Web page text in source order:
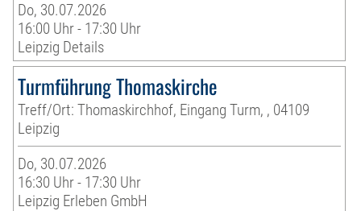
Do, 30.07.2026
16:00 Uhr - 17:30 Uhr
Leipzig Details
Turmführung Thomaskirche
Treff/Ort: Thomaskirchhof, Eingang Turm, , 04109
Leipzig
Do, 30.07.2026
16:30 Uhr - 17:30 Uhr
Leipzig Erleben GmbH